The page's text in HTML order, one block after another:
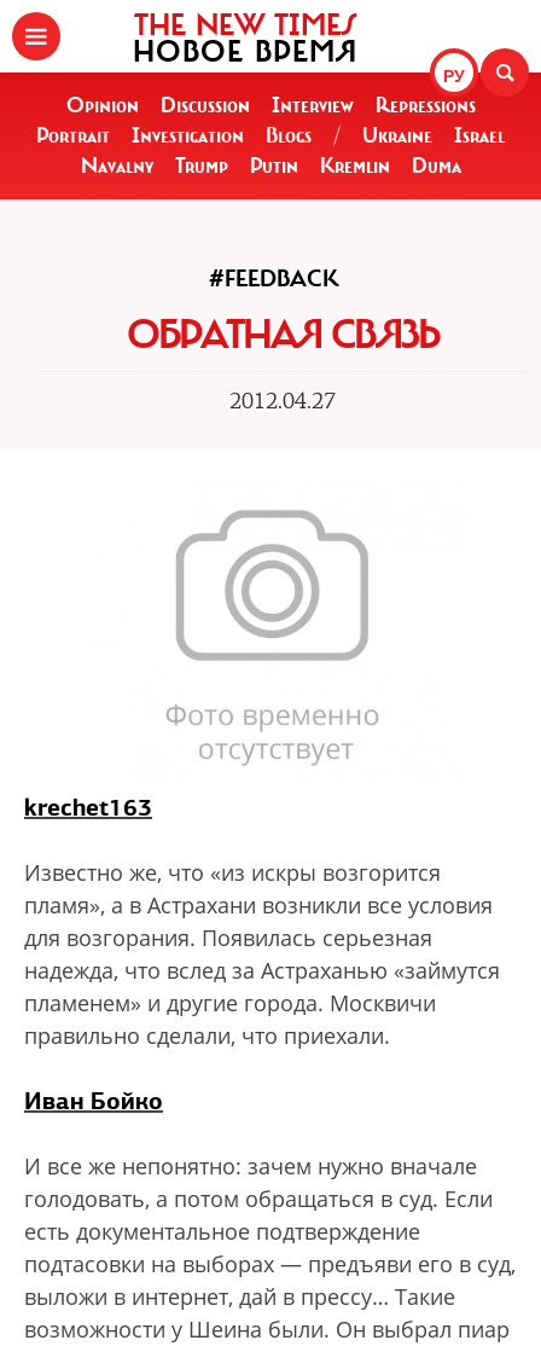
РУ
THE NEW TIMES
НОВОЕ ВРЕМЯ
Opinion Discussion Interview
Repressions
Portrait
Investigation Blogs / Ukraine
Israel
Navalny
Trump Putin Kremlin Duma
#FEEDBACK
ОБРАТНАЯ СВЯЗЬ
2012.04.27
krechet163
Известно же, что «из искры возгорится
пламя», а в Астрахани возникли все условия
для возгорания. Появилась серьезная
надежда, что вслед за Астраханью «займутся
пламенем» и другие города. Москвичи
правильно сделали, что приехали.
Иван Бойко
И все же непонятно: зачем нужно вначале
голодовать, а потом обращаться в суд. Если
есть документальное подтверждение
подтасовки на выборах — предъяви его в суд,
выложи в интернет, дай в прессу… Такие
возможности у Шеина были. Он выбрал пиар